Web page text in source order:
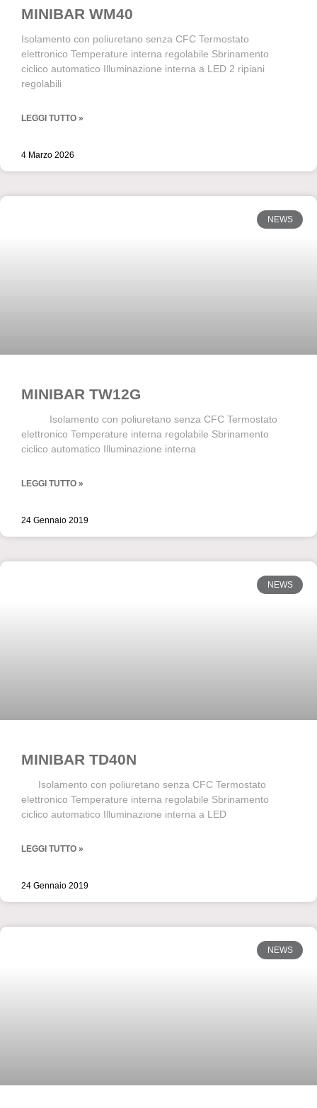
MINIBAR WM40
Isolamento con poliuretano senza CFC Termostato
elettronico Temperature interna regolabile Sbrinamento
ciclico automatico Illuminazione interna a LED 2 ripiani
regolabili
LEGGI TUTTO »
4 Marzo 2026
NEWS
MINIBAR TW12G
Isolamento con poliuretano senza CFC Termostato
elettronico Temperature interna regolabile Sbrinamento
ciclico automatico Illuminazione interna
LEGGI TUTTO »
24 Gennaio 2019
NEWS
MINIBAR TD40N
Isolamento con poliuretano senza CFC Termostato
elettronico Temperature interna regolabile Sbrinamento
ciclico automatico Illuminazione interna a LED
LEGGI TUTTO »
24 Gennaio 2019
NEWS